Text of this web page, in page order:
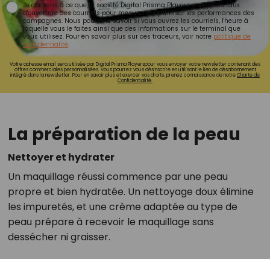
Je consens à ce que la société Digital Prisma Players analyse le taux
d'ouverture des courriels pour mesurer et optimiser les performances des
campagnes. Nous pourrons savoir si vous ouvrez les courriels, l'heure à
laquelle vous le faites ainsi que des informations sur le terminal que
vous utilisez. Pour en savoir plus sur ces traceurs, voir notre politique de
confidentialité.
Votre adresse email sera utilisée par Digital Prisma Playerspour vous envoyer votre newsletter contenant des
offres commerciales personnalisées. Vous pourrez vous désinscrire en utilisant le lien de désabonnement
intégré dans la newsletter. Pour en savoir plus et exercer vos droits, prenez connaissance de notreCharte de
Confidentialité.
La préparation de la peau
Nettoyer et hydrater
Un maquillage réussi commence par une peau
propre et bien hydratée. Un nettoyage doux élimine
les impuretés, et une crème adaptée au type de
peau prépare à recevoir le maquillage sans
dessécher ni graisser.